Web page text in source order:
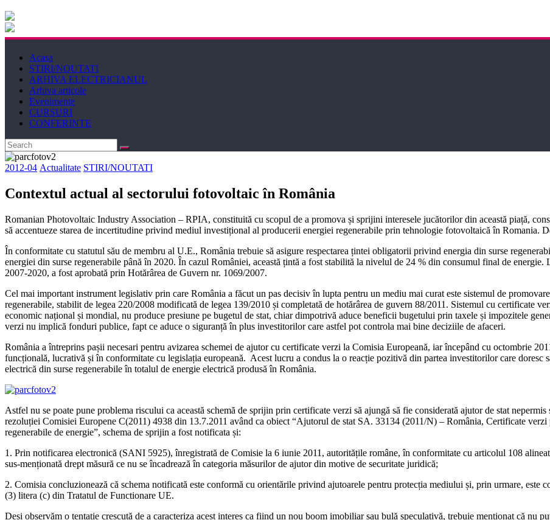
Electricianul
Revista
Electricianul
Acasa
STIRI/NOUTATI
ARHIVA ELECTRICIANUL
Arhiva articole
Evenimente
CURSURI
CONFERINTE
2012-04 Actualitate STIRI/NOUTATI
Contextul actual al sectorului fotovoltaic în România
Romanian Photovoltaic Industry Association – RPIA, constituită cu scopul de a promova și sprijini interesele jucătorilor din această piață,
să accentueze starea de incertitudine privind mediul investițional al producerii energiei regenerabile prin tehnologie fotovoltaică în Romania.
În conformitate cu statutul său de membru al U.E., România trebuie să asigure respectarea țintei obligatorii privind energia din surse
energiei din surse regenerabile până în 2020. În cazul României, această țintă a fost stabilită la nivelul de 24 % din consumul final de
2007-2020, a fost aprobată prin Hotărârea de Guvern nr. 1069/2007.
Cel mai important instrument legislativ prin care România a făcut un pas decisiv în lupta pentru un mediu mai curat este sistemul de
regenerabile, stabilit de legea 220/2008 modificată de legea 139/2010 și completată de hotărârea de guvern 88/2011. Sistemul cu certificate
economic național și mondial, nu produce presiune pe bugetul de stat, chiar dimpotrivă aduce beneficii bugetului prin taxele și impozitele
verzi nu implică fonduri publice, fapt ce aduce o siguranță în plus investitorilor care astfel pot controla mai bine deciziile de afaceri.
România a întreprins pașii necesari pentru avizarea schemei de ajutor cu certificate verzi la Comisia Europeană, iar începând cu octombrie
funcțională, lucrativă și în conformitate cu legislația europeană. Acest lucru a condus la o reacție pozitivă din partea investitorilor care doresc
electrică din surse regenerabile în totalul de energie electrică produsă în România.
Astfel nu se poate pune problema riscului ca această schemă de sprijin prin certificate verzi să ajungă să fie considerată ajutor de stat
rezoluției Comisiei Europene C(2011) 4938 din 13.7.2011 având ca obiect “Ajutorul de stat SA. 33134 (2011/N) – România, Certificate
regenerabile de energie”, schema de sprijin a fost notificata și:
1. Prin notificarea electronică (SANI 5925), înregistrată de Comisie la 6 iunie 2011, autoritățile române, în conformitate cu articolul 108
sus-menționată drept măsură ce nu se încadrează în categoria măsurilor de ajutor din motive de securitate juridică;
2. Comisia concluzionează că schema notificată este conformă cu orientările privind ajutoarele pentru protecția mediului și, prin urmare,
(3) litera (c) din Tratatul de Functionare UE.
Deși observăm o tentație crescută de a caracteriza acest interes ca fiind un nou boom imobiliar sau bulă speculativă, trebuie menționat că nu